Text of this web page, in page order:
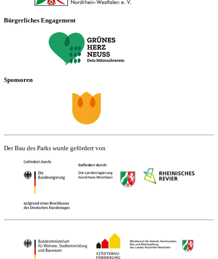
Bürgerliches Engagement
Sponsoren
Der Bau des Parks wurde gefördert von